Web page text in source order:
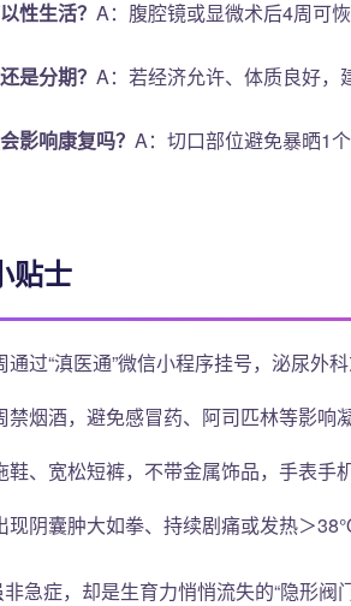
性生活？ A：腹腔镜或显微术后4周可
是分期？ A：若经济允许、体质良好，
影响康复吗？ A：切口部位避免暴晒1
贴士
通过“滇医通”微信小程序挂号，泌尿外
禁烟酒，避免感冒药、阿司匹林等影响
鞋、宽松短裤，不带金属饰品，手表手
现阴囊肿大如拳、持续剧痛或发热＞
急症，却是生育力悄悄流失的“隐形